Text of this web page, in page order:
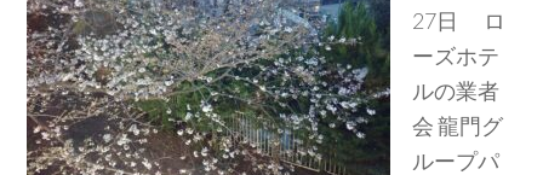
27日 ロ
ーズホテ
ルの業者
会 龍門グ
ループパ